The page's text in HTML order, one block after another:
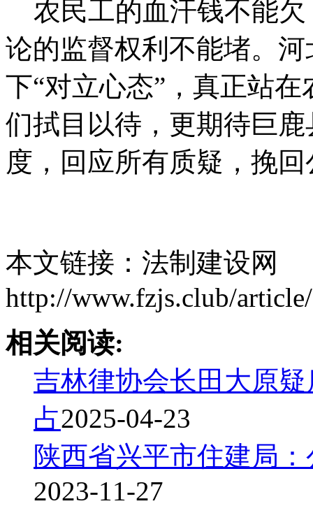
农民工的血汗钱不能欠
论的监督权利不能堵。
下“对立心态”，真正站
们拭目以待，更期待巨
度，回应所有质疑，挽
本文链接：法制建设网
http://www.fzjs.club/
相关阅读:
吉林律协会长田大原
占2025-04-23
陕西省兴平市住建局
2023-11-27